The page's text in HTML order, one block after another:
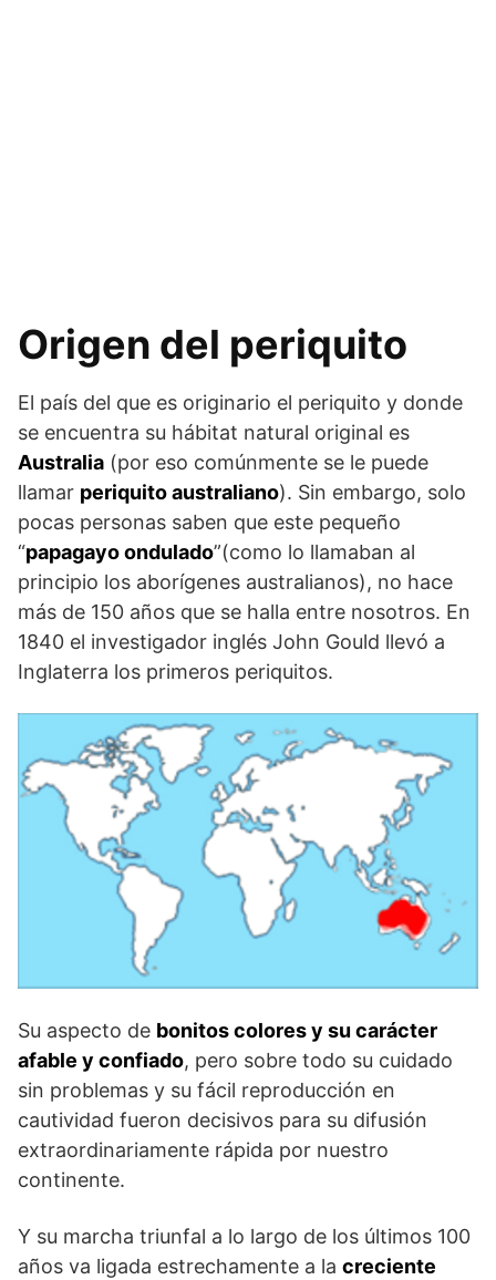
Origen del periquito
El país del que es originario el periquito y donde
se encuentra su hábitat natural original es
Australia (por eso comúnmente se le puede
llamar periquito australiano). Sin embargo, solo
pocas personas saben que este pequeño
“papagayo ondulado”(como lo llamaban al
principio los aborígenes australianos), no hace
más de 150 años que se halla entre nosotros. En
1840 el investigador inglés John Gould llevó a
Inglaterra los primeros periquitos.
Su aspecto de bonitos colores y su carácter
afable y confiado, pero sobre todo su cuidado
sin problemas y su fácil reproducción en
cautividad fueron decisivos para su difusión
extraordinariamente rápida por nuestro
continente.
Y su marcha triunfal a lo largo de los últimos 100
años va ligada estrechamente a la creciente